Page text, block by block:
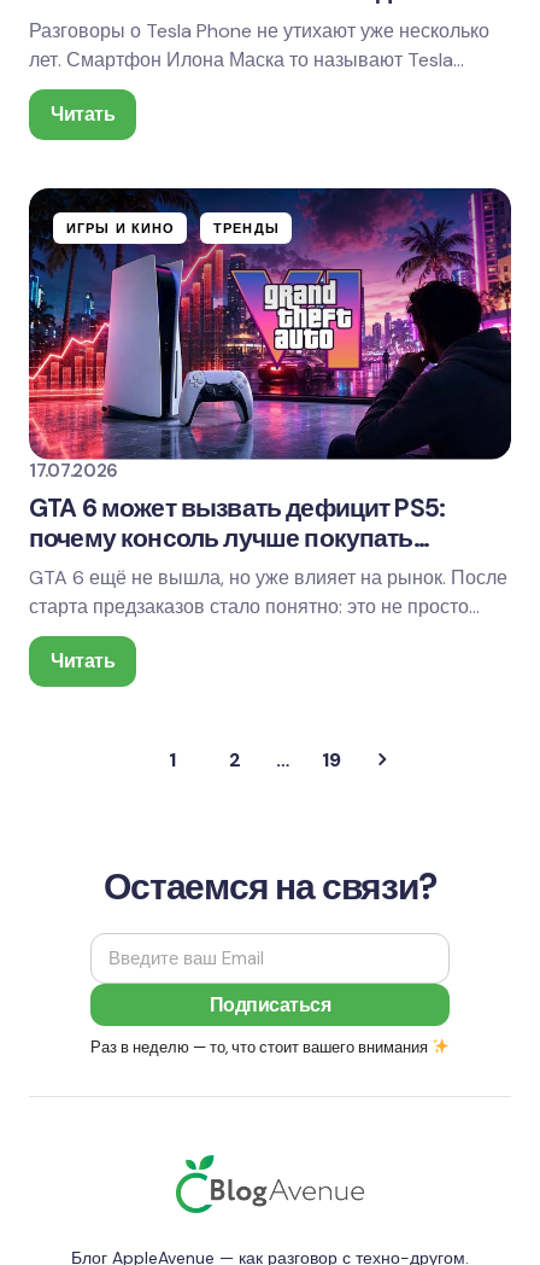
Разговоры о Tesla Phone не утихают уже несколько
лет. Смартфон Илона Маска то называют Tesla
Model Pi, то обещают ему интернет от Starlink,…
Читать
ИГРЫ И КИНО ТРЕНДЫ
17.07.2026
GTA 6 может вызвать дефицит PS5:
почему консоль лучше покупать
заранее
GTA 6 ещё не вышла, но уже влияет на рынок. После
старта предзаказов стало понятно: это не просто
очередной крупный релиз, а событие, к…
Читать
1 2 … 19
Остаемся на связи?
Раз в неделю — то, что стоит вашего внимания
Блог AppleAvenue — как разговор с техно-другом.